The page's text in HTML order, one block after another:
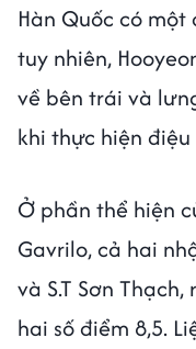
Hàn Quốc có
tuy nhiên,
về bên trái và
khi thực hiện điệu
Ở phần thể hiện
Gavrilo, cả hai
và S.T Sơn
hai số điểm 8,5.